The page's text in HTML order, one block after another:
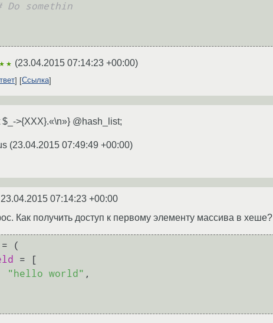
Do somethin
(23.04.2015 07:14:23 +00:00)
Ссылка
$_->{XXX}.«\n»} @hash_list;
(23.04.2015 07:49:49 +00:00)
23.04.2015 07:14:23 +00:00
Как получить доступ к первому элементу массива в хеше?
= (
= [
"hello world" ,